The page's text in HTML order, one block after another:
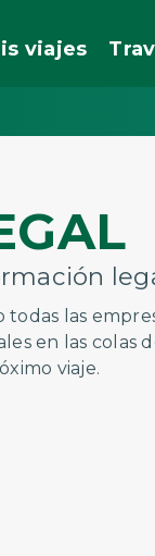
viajes
todas las
en las colas
viaje.